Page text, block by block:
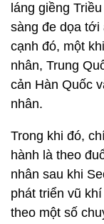
láng giềng
sàng đe dọa tới
cạnh đó, một
nhân, Trung
cản Hàn Quốc
nhân.
Trong khi đó,
hành là theo
nhân sau khi
phát triển vũ
theo một số